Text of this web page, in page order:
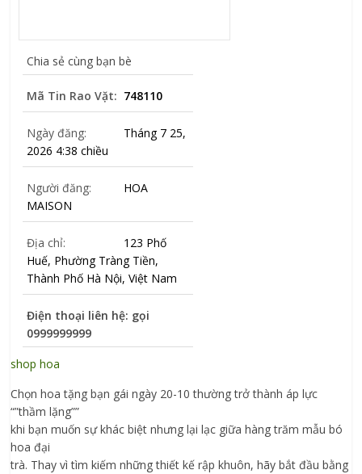
Chia sẻ cùng bạn bè
Mã Tin Rao Vặt: 748110
Ngày đăng:
Tháng 7 25,
2026 4:38 chiều
Người đăng:
HOA
MAISON
Địa chỉ:
123 Phố
Huế, Phường Tràng Tiền,
Thành Phố Hà Nội, Việt Nam
Điện thoại liên hệ: gọi
0999999999
shop hoa
Chọn hoa tặng bạn gái ngày 20-10 thường trở thành áp lực
“”thầm lặng””
khi bạn muốn sự khác biệt nhưng lại lạc giữa hàng trăm mẫu bó
hoa đại
trà. Thay vì tìm kiếm những thiết kế rập khuôn, hãy bắt đầu bằng